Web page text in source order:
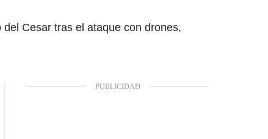
Cesar tras el ataque con drones,